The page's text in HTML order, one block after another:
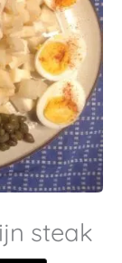
steak